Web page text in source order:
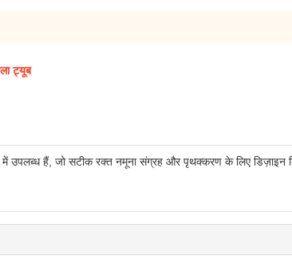
ट्यूब
उपलब्ध हैं, जो सटीक रक्त नमूना संग्रह और पृथक्करण के लिए डिज़ाइन